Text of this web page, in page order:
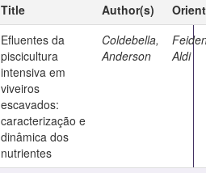
Title Author(s)
Efluentes da
piscicultura
intensiva em
viveiros
escavados:
caracterização e
dinâmica dos
nutrientes
Coldebella,
Anderson
Aldi